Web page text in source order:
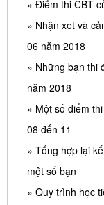
» Điểm thi CBT
» Nhận xet và
06 năm 2018
» Những bạn thi
năm 2018
» Một số điểm
08 đến 11
» Tổng hợp lại
một số bạn
» Quy trình học